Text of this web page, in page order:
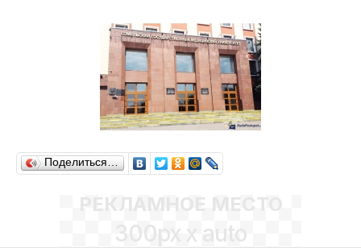
Поделиться…
РЕКЛАМНОЕ МЕСТО
300px x auto